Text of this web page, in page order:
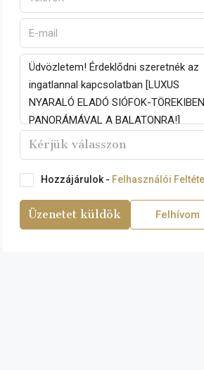
Kérjük válasszon
Hozzájárulok - Felhasználói
Üzenetet küldök Felhívom